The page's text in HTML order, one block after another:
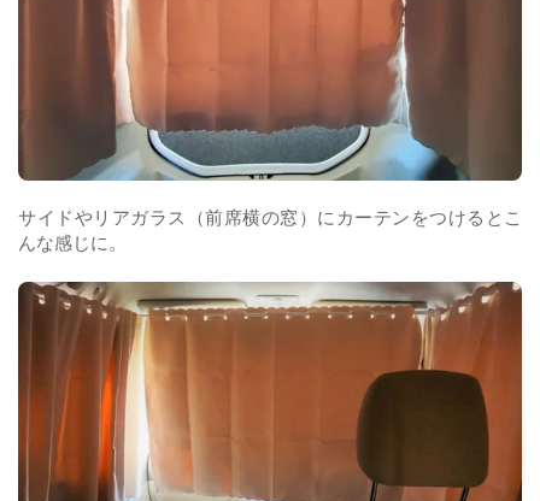
サイドやリアガラス（前席横の窓）にカーテンをつけるとこ
んな感じに。